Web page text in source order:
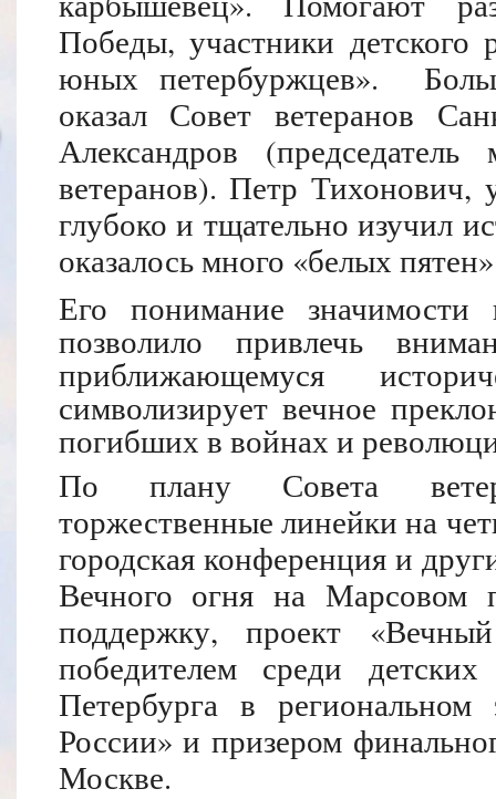
Победы, участники детского
юных петербуржцев».
оказал Совет ветеранов
Александров
ветеранов). Петр Тихонович,
глубоко и тщательно изучил
оказалось много «белых
Его понимание
позволило привлечь
приближающемуся
символизирует вечное
погибших в войнах и
По плану Совета
торжественные линейки на
городская конференция и
Вечного огня на Марсовом
поддержку, проект
победителем среди
Петербурга в
России» и призером
Москве.